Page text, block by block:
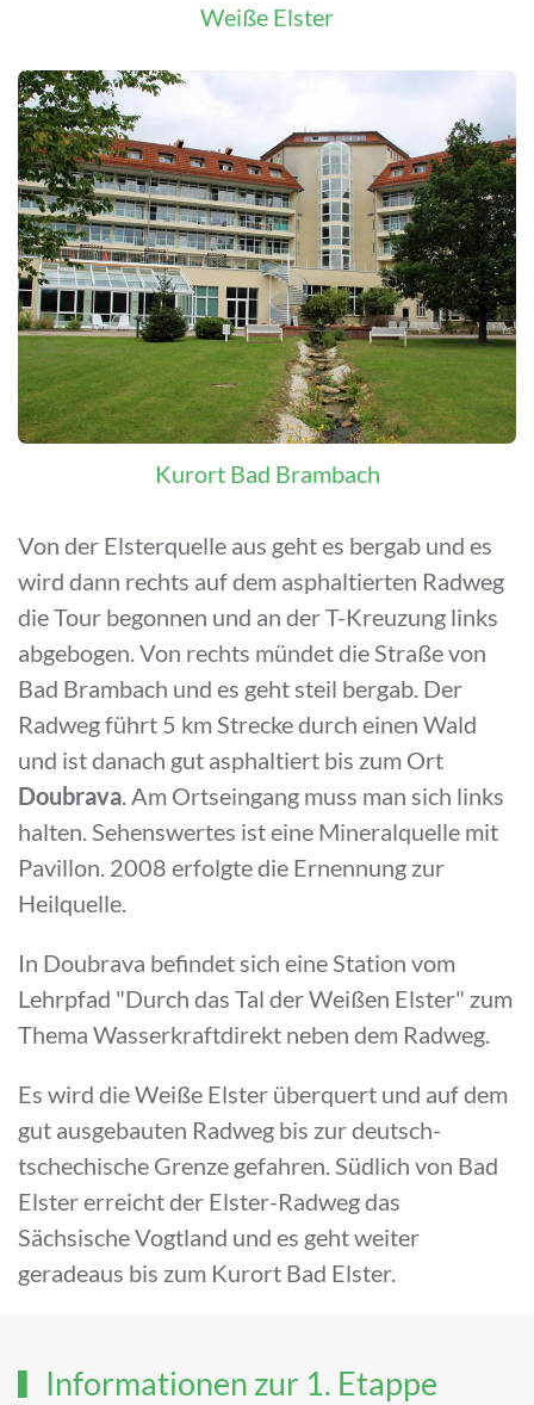
Weiße Elster
Kurort Bad Brambach
Von der Elsterquelle aus geht es bergab und es
wird dann rechts auf dem asphaltierten Radweg
die Tour begonnen und an der T-Kreuzung links
abgebogen. Von rechts mündet die Straße von
Bad Brambach und es geht steil bergab. Der
Radweg führt 5 km Strecke durch einen Wald
und ist danach gut asphaltiert bis zum Ort
Doubrava. Am Ortseingang muss man sich links
halten. Sehenswertes ist eine Mineralquelle mit
Pavillon. 2008 erfolgte die Ernennung zur
Heilquelle.
In Doubrava befindet sich eine Station vom
Lehrpfad "Durch das Tal der Weißen Elster" zum
Thema Wasserkraftdirekt neben dem Radweg.
Es wird die Weiße Elster überquert und auf dem
gut ausgebauten Radweg bis zur deutsch-
tschechische Grenze gefahren. Südlich von Bad
Elster erreicht der Elster-Radweg das
Sächsische Vogtland und es geht weiter
geradeaus bis zum Kurort Bad Elster.
Informationen zur 1. Etappe